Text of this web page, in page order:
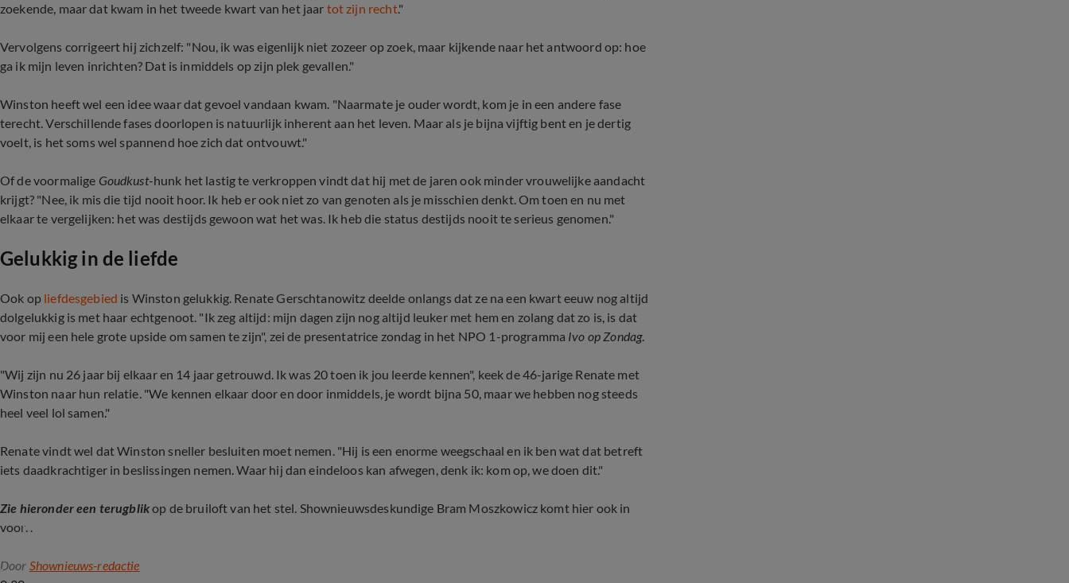
zoekende, maar dat kwam in het tweede kwart van het jaar tot zijn recht."
Vervolgens corrigeert hij zichzelf: "Nou, ik was eigenlijk niet zozeer op zoek, maar kijkende naar het antwoord op: hoe
ga ik mijn leven inrichten? Dat is inmiddels op zijn plek gevallen."
Winston heeft wel een idee waar dat gevoel vandaan kwam. "Naarmate je ouder wordt, kom je in een andere fase
terecht. Verschillende fases doorlopen is natuurlijk inherent aan het leven. Maar als je bijna vijftig bent en je dertig
voelt, is het soms wel spannend hoe zich dat ontvouwt."
Of de voormalige Goudkust-hunk het lastig te verkroppen vindt dat hij met de jaren ook minder vrouwelijke aandacht
krijgt? "Nee, ik mis die tijd nooit hoor. Ik heb er ook niet zo van genoten als je misschien denkt. Om toen en nu met
elkaar te vergelijken: het was destijds gewoon wat het was. Ik heb die status destijds nooit te serieus genomen."
Gelukkig in de liefde
Ook op liefdesgebied is Winston gelukkig. Renate Gerschtanowitz deelde onlangs dat ze naeen kwart eeuw nog altijd
dolgelukkig is met haar echtgenoot. "Ik zeg altijd: mijn dagen zijn nog altijd leuker met hem en zolang dat zo is, is dat
voor mij een hele grote upside om samen te zijn", zei de presentatrice zondag in het NPO 1-programma Ivo op Zondag.
"Wij zijn nu 26 jaar bij elkaar en 14 jaar getrouwd. Ik was 20 toen ik jou leerde kennen", keek de 46-jarige Renate met
Winston naar hun relatie. "We kennen elkaar door en door inmiddels, je wordt bijna 50, maar we hebben nog steeds
heel veel lol samen."
Renate vindt wel dat Winston sneller besluiten moet nemen. "Hij is een enorme weegschaal en ik ben wat dat betreft
iets daadkrachtiger in beslissingen nemen. Waar hij dan eindeloos kan afwegen, denk ik: kom op, we doen dit."
Zie hieronder een terugblikop de bruiloft van het stel. Shownieuwsdeskundige Bram Moszkowicz komt hier ook in
voor...Terugblik huwelijk Renate en Winston
Door Shownieuws-redactie